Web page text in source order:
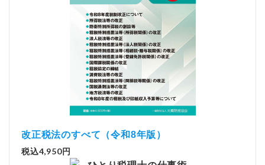
改正税法のすべて（令和8年版）
税込4,950円